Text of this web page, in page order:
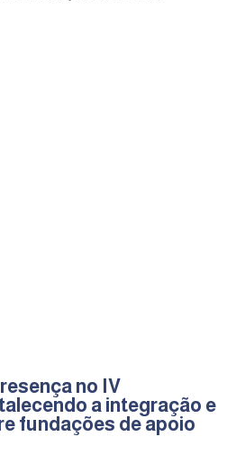
no IV
a integração e
fundações de apoio